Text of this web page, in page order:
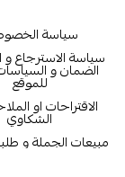
سياسة
سياسة الاسترجاع
الضمان و
للموقع
الاقتراحات او
الشكاوي
مبيعات الجملة و